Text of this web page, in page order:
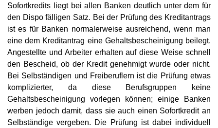
Sofortkredits liegt bei allen Banken deutlich unter dem für
den Dispo fälligen Satz. Bei der Prüfung des Kreditantrags
ist es für Banken normalerweise ausreichend, wenn man
eine dem Kreditantrag eine Gehaltsbescheinigung beilegt.
Angestellte und Arbeiter erhalten auf diese Weise schnell
den Bescheid, ob der Kredit genehmigt wurde oder nicht.
Bei Selbständigen und Freiberuflern ist die Prüfung etwas
komplizierter, da diese Berufsgruppen keine
Gehaltsbescheinigung vorlegen können; einige Banken
werben jedoch damit, dass sie auch einen Sofortkredit an
Selbständige vergeben. Die Prüfung ist dabei individuell